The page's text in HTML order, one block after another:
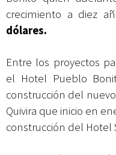
crecimiento a diez
dólares.
Entre los proyectos
el Hotel Pueblo
construcción del
Quivira que inicio en
construcción del Hotel